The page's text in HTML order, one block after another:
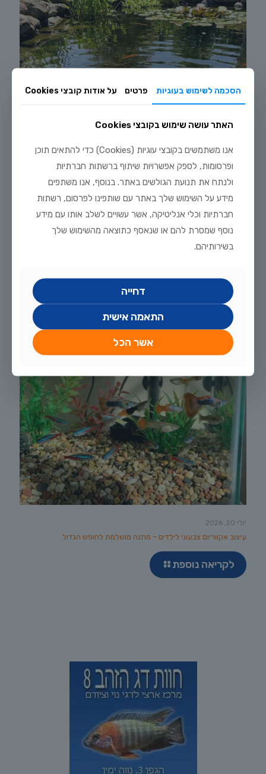
לקריאה נוספת
יולי 20, 2026
עיצוב אקווריום צבעוני לילדים – מתנה מושלמת לחופש הגדול
לקריאה נוספת
הסכמה לשימוש בעוגיות פרטים על אודות קובצי Cookies
האתר עושה שימוש בקובצי Cookies
אנו משתמשים בקובצי עוגיות (Cookies) כדי להתאים תוכן
ופרסומות, לספק אפשרויות שיתוף ברשתות חברתיות
ולנתח את תנועת הגולשים באתר. בנוסף, אנו משתפים
מידע על השימוש שלך באתר עם שותפינו לפרסום, רשתות
חברתיות וכלי אנליטיקה, אשר עשויים לשלב אותו עם מידע
נוסף שמסרת להם או שנאסף כתוצאה מהשימוש שלך
בשירותיהם.
דחייה
התאמה אישית
אשר הכל